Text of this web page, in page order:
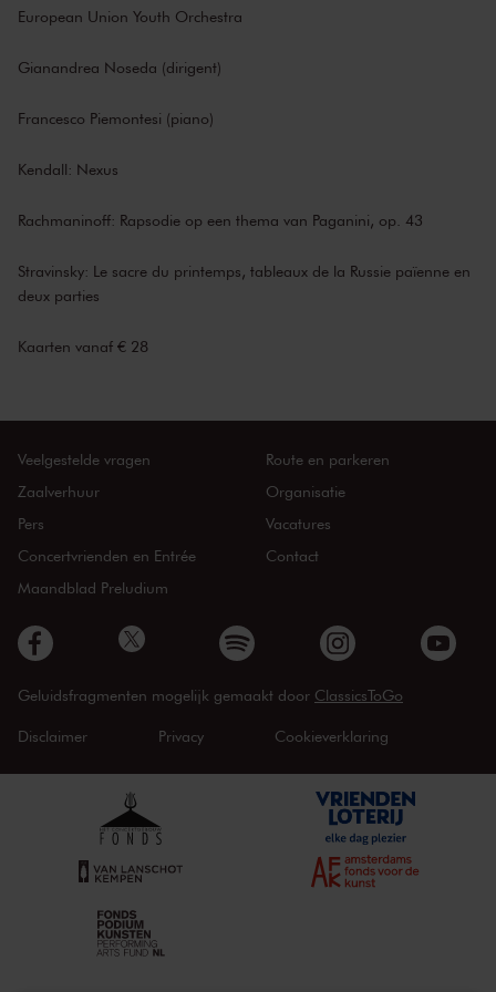
European Union Youth Orchestra
Gianandrea Noseda (dirigent)
Francesco Piemontesi (piano)
Kendall: Nexus
Rachmaninoff: Rapsodie op een thema van Paganini, op. 43
Stravinsky: Le sacre du printemps, tableaux de la Russie païenne en
deux parties
Kaarten vanaf € 28
Veelgestelde vragen
Zaalverhuur
Pers
Concertvrienden en Entrée
Maandblad Preludium
Route en parkeren
Organisatie
Vacatures
Contact
Geluidsfragmenten mogelijk gemaakt door ClassicsToGo
Disclaimer Privacy Cookieverklaring